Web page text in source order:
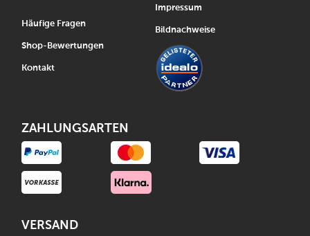
Häufige Fragen
Shop-Bewertungen
Kontakt
Impressum
Bildnachweise
ZAHLUNGSARTEN
VERSAND